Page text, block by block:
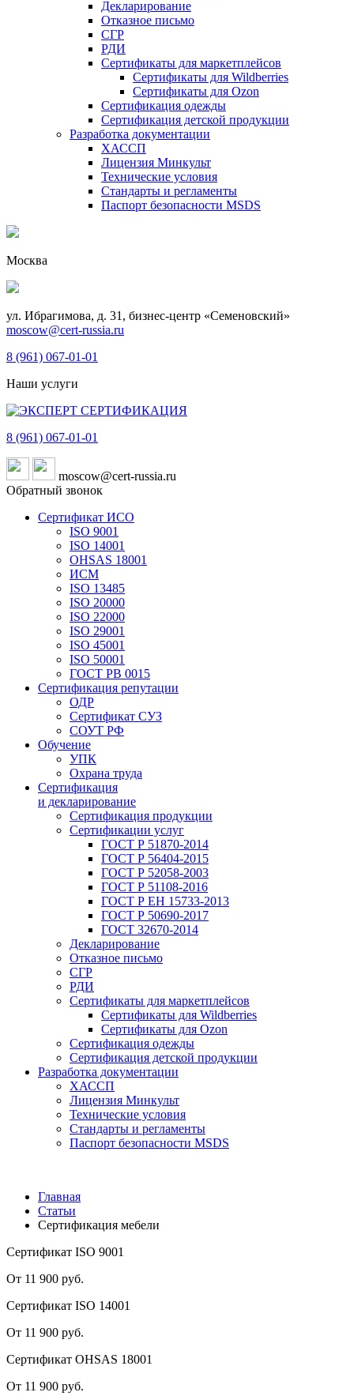
Декларирование
Отказное письмо
СГР
РДИ
Сертификаты для маркетплейсов
Сертификаты для Wildberries
Сертификаты для Ozon
Сертификация одежды
Сертификация детской продукции
Разработка документации
ХАССП
Лицензия Минкульт
Технические условия
Стандарты и регламенты
Паспорт безопасности MSDS
Москва
ул. Ибрагимова, д. 31, бизнес-центр «Семеновский»
moscow@cert-russia.ru
8 (961) 067-01-01
Наши услуги
8 (961) 067-01-01
moscow@cert-russia.ru
Обратный звонок
Сертификат ИСО
ISO 9001
ISO 14001
OHSAS 18001
ИСМ
ISO 13485
ISO 20000
ISO 22000
ISO 29001
ISO 45001
ISO 50001
ГОСТ РВ 0015
Сертификация репутации
ОДР
Сертификат СУЗ
СОУТ РФ
Обучение
УПК
Охрана труда
Сертификация
и декларирование
Сертификация продукции
Сертификации услуг
ГОСТ Р 51870-2014
ГОСТ Р 56404-2015
ГОСТ Р 52058-2003
ГОСТ Р 51108-2016
ГОСТ Р ЕН 15733-2013
ГОСТ Р 50690-2017
ГОСТ 32670-2014
Декларирование
Отказное письмо
СГР
РДИ
Сертификаты для маркетплейсов
Сертификаты для Wildberries
Сертификаты для Ozon
Сертификация одежды
Сертификация детской продукции
Разработка документации
ХАССП
Лицензия Минкульт
Технические условия
Стандарты и регламенты
Паспорт безопасности MSDS
Главная
Статьи
Сертификация мебели
Сертификат ISO 9001
От 11 900 руб.
Сертификат ISO 14001
От 11 900 руб.
Сертификат OHSAS 18001
От 11 900 руб.